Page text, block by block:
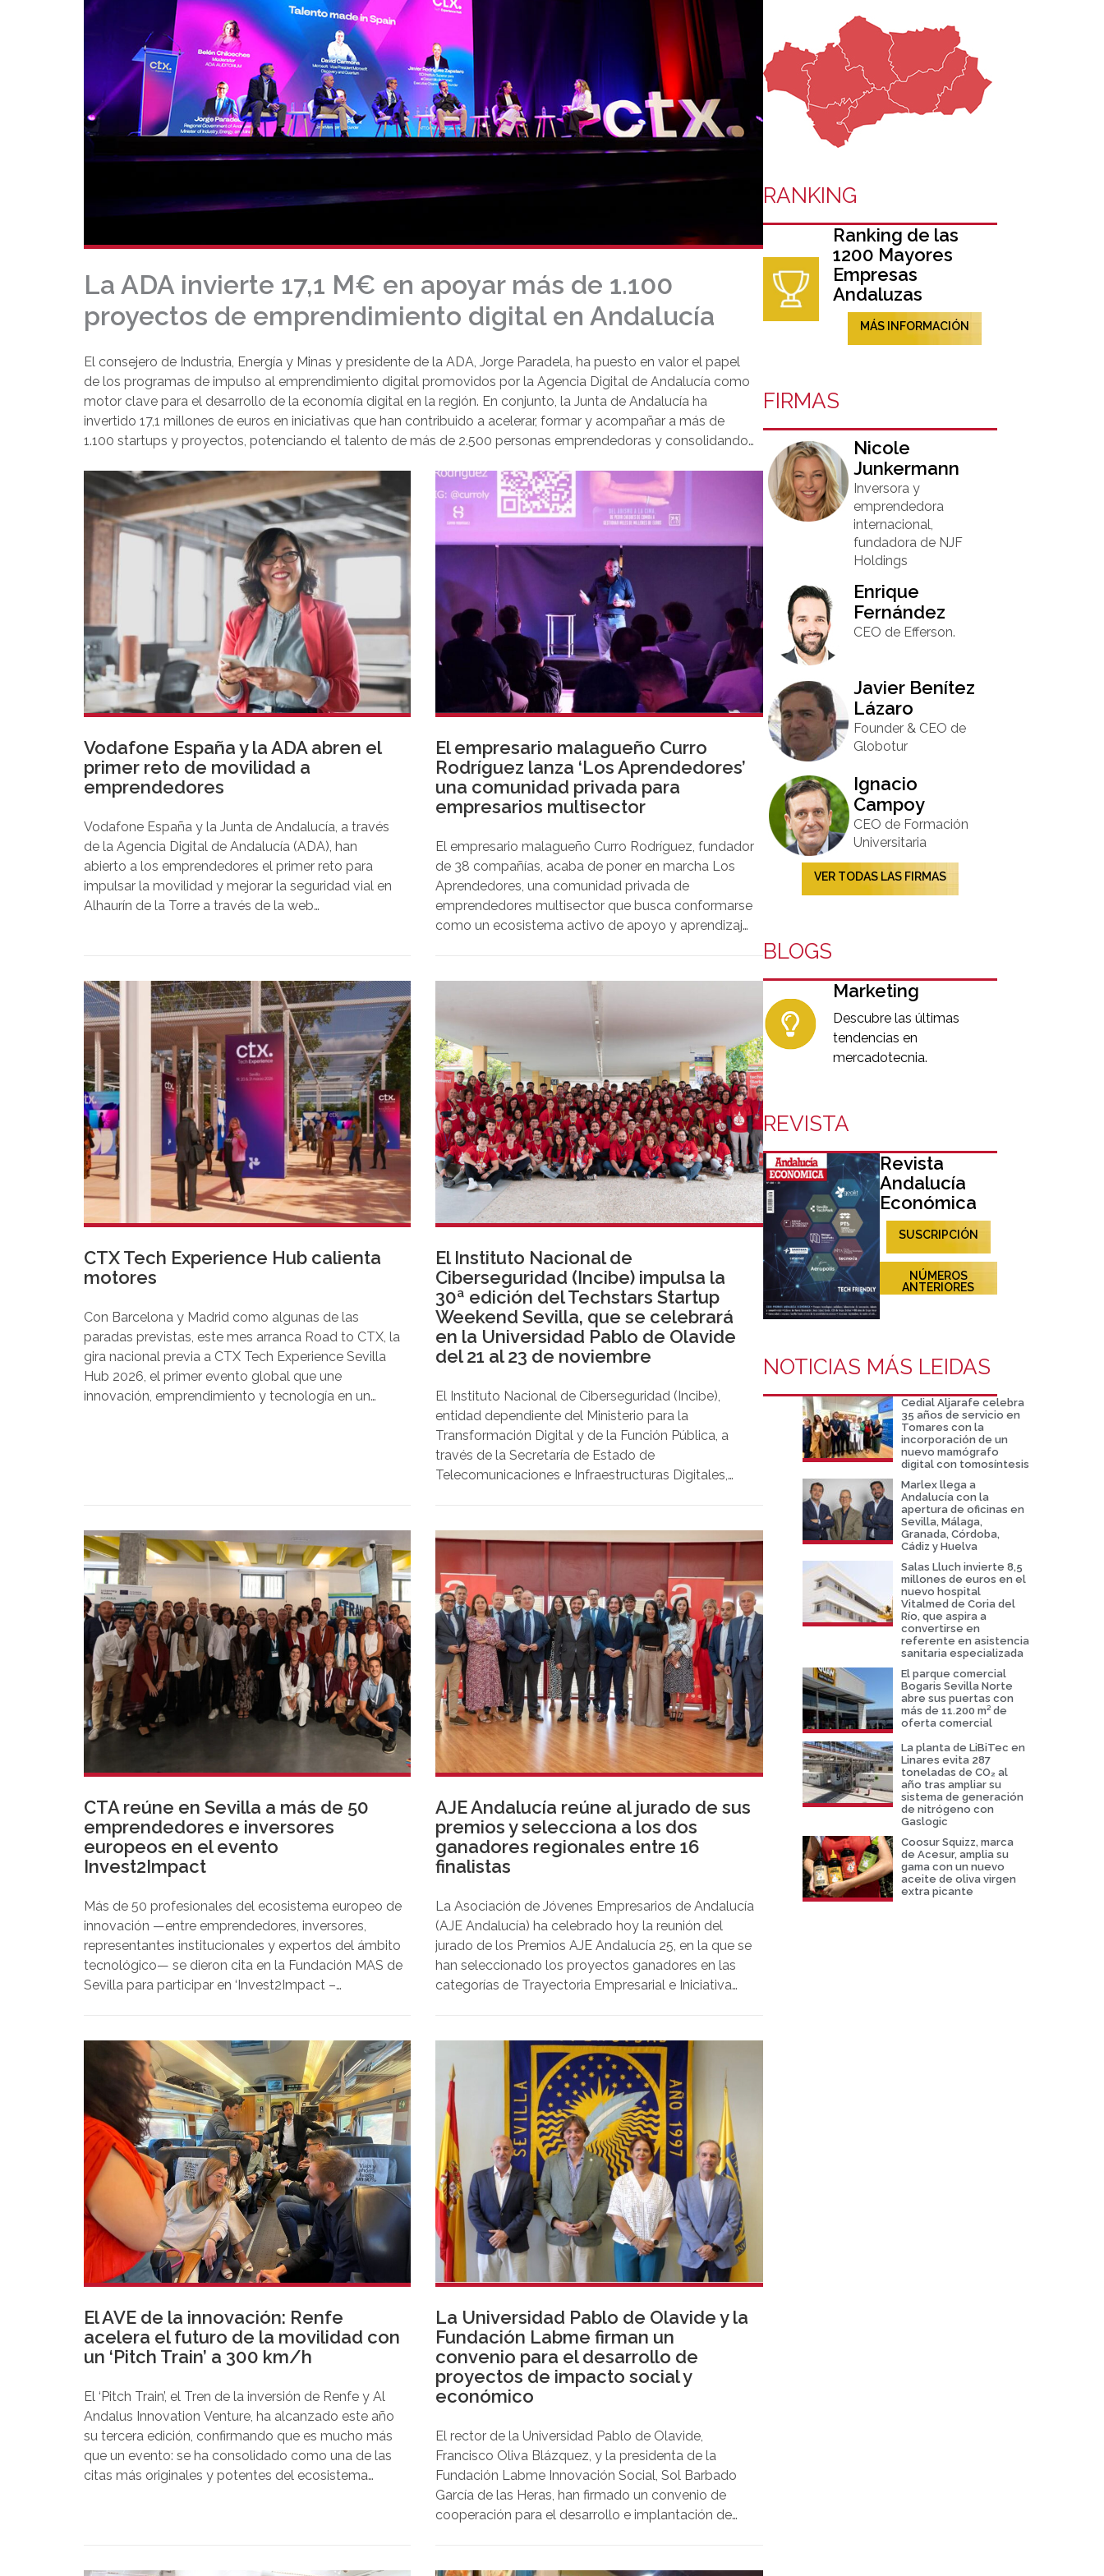
La ADA invierte 17,1 M€ en apoyar más de 1.100
proyectos de emprendimiento digital en Andalucía
El consejero de Industria, Energía y Minas y presidente de la ADA, Jorge Paradela, ha puesto en valor el papel
de los programas de impulso al emprendimiento digital promovidos por la Agencia Digital de Andalucía como
motor clave para el desarrollo de la economía digital en la región. En conjunto, la Junta de Andalucía ha
invertido 17,1 millones de euros en iniciativas que han contribuido a acelerar, formar y acompañar a más de
1.100 startups y proyectos, potenciando el talento de más de 2.500 personas emprendedoras y consolidando
Vodafone España y la ADA abren el
primer reto de movilidad a
emprendedores
Vodafone España y la Junta de Andalucía, a través
de la Agencia Digital de Andalucía (ADA), han
abierto a los emprendedores el primer reto para
impulsar la movilidad y mejorar la seguridad vial en
Alhaurín de la Torre a través de la web
El empresario malagueño Curro
Rodríguez lanza ‘Los Aprendedores’
una comunidad privada para
empresarios multisector
El empresario malagueño Curro Rodríguez, fundador
de 38 compañías, acaba de poner en marcha Los
Aprendedores, una comunidad privada de
emprendedores multisector que busca conformarse
como un ecosistema activo de apoyo y aprendizaje
los más de cien miembros y se ha convertido en la
en la comunidad de mayor crecimiento a nivel
mundial dentro del sector de self-improvement o
desarrollo personal.
CTX Tech Experience Hub calienta
motores
Con Barcelona y Madrid como algunas de las
paradas previstas, este mes arranca Road to CTX, la
gira nacional previa a CTX Tech Experience Sevilla
Hub 2026, el primer evento global que une
innovación, emprendimiento y tecnología en un
El Instituto Nacional de
Ciberseguridad (Incibe) impulsa la
30ª edición del Techstars Startup
Weekend Sevilla, que se celebrará
en la Universidad Pablo de Olavide
del 21 al 23 de noviembre
El Instituto Nacional de Ciberseguridad (Incibe),
entidad dependiente del Ministerio para la
Transformación Digital y de la Función Pública, a
través de la Secretaría de Estado de
Telecomunicaciones e Infraestructuras Digitales,
Olavide, la 30ª edición del Techstars Startup
Weekend Sevilla.
CTA reúne en Sevilla a más de 50
emprendedores e inversores
europeos en el evento
Invest2Impact
Más de 50 profesionales del ecosistema europeo de
innovación —entre emprendedores, inversores,
representantes institucionales y expertos del ámbito
tecnológico— se dieron cita en la Fundación MAS de
Sevilla para participar en ‘Invest2Impact –
(Corporación Tecnológica de Andalucía) en el marco
de los proyectos europeos In Transit y Scaira.
AJE Andalucía reúne al jurado de sus
premios y selecciona a los dos
ganadores regionales entre 16
finalistas
La Asociación de Jóvenes Empresarios de Andalucía
(AJE Andalucía) ha celebrado hoy la reunión del
jurado de los Premios AJE Andalucía 25, en la que se
han seleccionado los proyectos ganadores en las
categorías de Trayectoria Empresarial e Iniciativa
El AVE de la innovación: Renfe
acelera el futuro de la movilidad con
un ‘Pitch Train’ a 300 km/h
El ‘Pitch Train’, el Tren de la inversión de Renfe y Al
Andalus Innovation Venture, ha alcanzado este año
su tercera edición, confirmando que es mucho más
que un evento: se ha consolidado como una de las
citas más originales y potentes del ecosistema
La Universidad Pablo de Olavide y la
Fundación Labme firman un
convenio para el desarrollo de
proyectos de impacto social y
económico
El rector de la Universidad Pablo de Olavide,
Francisco Oliva Blázquez, y la presidenta de la
Fundación Labme Innovación Social, Sol Barbado
García de las Heras, han firmado un convenio de
cooperación para el desarrollo e implantación de
RANKING
Ranking de las
1200 Mayores
Empresas
Andaluzas
MÁS INFORMACIÓN
FIRMAS
Nicole
Junkermann​
Inversora y
emprendedora
internacional,
fundadora de NJF
Holdings
Enrique
Fernández
CEO de Efferson.
Javier Benítez
Lázaro
Founder & CEO de
Globotur​
Ignacio
Campoy​
CEO de Formación
Universitaria​
VER TODAS LAS FIRMAS
BLOGS
Marketing
Descubre las últimas
tendencias en
mercadotecnia.
REVISTA
Revista
Andalucía
Económica
SUSCRIPCIÓN
NÚMEROS
ANTERIORES
NOTICIAS MÁS LEIDAS
Cedial Aljarafe celebra
35 años de servicio en
Tomares con la
incorporación de un
nuevo mamógrafo
digital con tomosíntesis
Marlex llega a
Andalucía con la
apertura de oficinas en
Sevilla, Málaga,
Granada, Córdoba,
Cádiz y Huelva
Salas Lluch invierte 8,5
millones de euros en el
nuevo hospital
Vitalmed de Coria del
Río, que aspira a
convertirse en
referente en asistencia
sanitaria especializada
El parque comercial
Bogaris Sevilla Norte
abre sus puertas con
más de 11.200 m² de
oferta comercial
La planta de LiBiTec en
Linares evita 287
toneladas de CO₂ al
año tras ampliar su
sistema de generación
de nitrógeno con
Gaslogic
Coosur Squizz, marca
de Acesur, amplia su
gama con un nuevo
aceite de oliva virgen
extra picante